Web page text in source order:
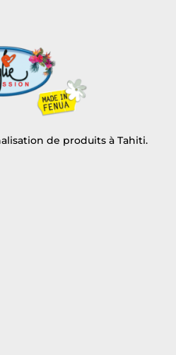
de produits à Tahiti.